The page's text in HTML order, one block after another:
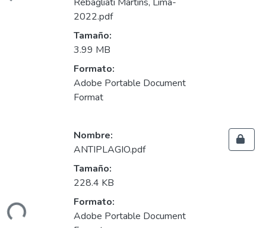
2022.pdf
Tamaño:
3.99 MB
Formato:
Adobe Portable Document
Format
Cargando...
Nombre:
ANTIPLAGIO.pdf
Tamaño:
228.4 KB
Formato:
Adobe Portable Document